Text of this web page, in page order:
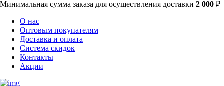
Минимальная сумма заказа для осуществления доставки 2 000 ₽
О нас
Оптовым покупателям
Доставка и оплата
Система скидок
Контакты
Акции